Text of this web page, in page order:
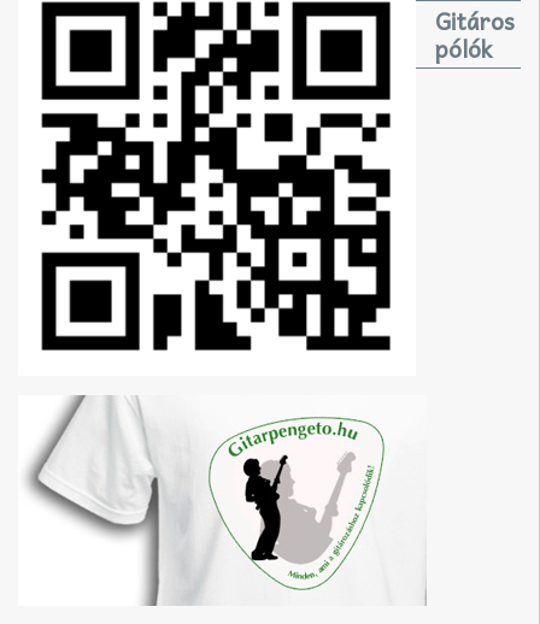
Gitáros
pólók